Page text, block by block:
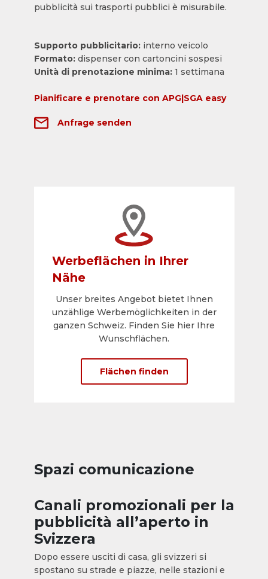
pubblicità sui trasporti pubblici è misurabile.
Supporto pubblicitario: interno veicolo
Formato: dispenser con cartoncini sospesi
Unità di prenotazione minima: 1 settimana
Pianificare e prenotare con APG|SGA easy
Anfrage senden
Werbeflächen in Ihrer
Nähe
Unser breites Angebot bietet Ihnen
unzählige Werbemöglichkeiten in der
ganzen Schweiz. Finden Sie hier Ihre
Wunschflächen.
Flächen finden
Spazi comunicazione
Canali promozionali per la
pubblicità all’aperto in
Svizzera
Dopo essere usciti di casa, gli svizzeri si
spostano su strade e piazze, nelle stazioni e